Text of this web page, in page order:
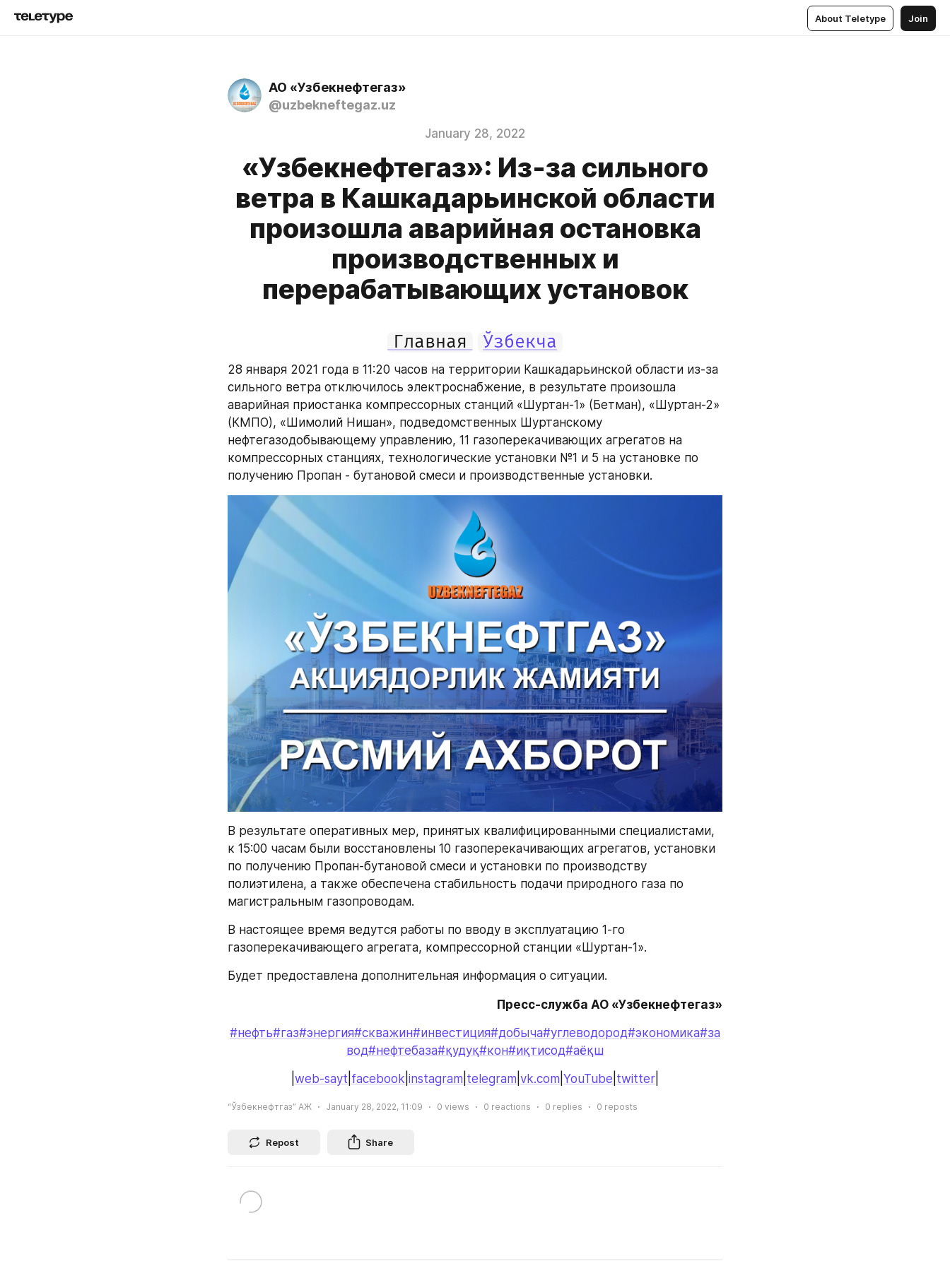
About Teletype Join
АО «Узбекнефтегаз»
@uzbekneftegaz.uz
January 28, 2022
«Узбекнефтегаз»: Из-за сильного
ветра в Кашкадарьинской области
произошла аварийная остановка
производственных и
перерабатывающих установок
Главная Ўзбекча
28 января 2021 года в 11:20 часов на территории Кашкадарьинской области из-за
сильного ветра отключилось электроснабжение, в результате произошла
аварийная приостанка компрессорных станций «Шуртан-1» (Бетман), «Шуртан-2»
(КМПО), «Шимолий Нишан», подведомственных Шуртанскому
нефтегазодобывающему управлению, 11 газоперекачивающих агрегатов на
компрессорных станциях, технологические установки №1 и 5 на установке по
получению Пропан - бутановой смеси и производственные установки.
В результате оперативных мер, принятых квалифицированными специалистами,
к 15:00 часам были восстановлены 10 газоперекачивающих агрегатов, установки
по получению Пропан-бутановой смеси и установки по производству
полиэтилена, а также обеспечена стабильность подачи природного газа по
магистральным газопроводам.
В настоящее время ведутся работы по вводу в эксплуатацию 1-го
газоперекачивающего агрегата, компрессорной станции «Шуртан-1».
Будет предоставлена дополнительная информация о ситуации.
Пресс-служба АО «Узбекнефтегаз»
#нефть#газ#энергия#скважин#инвестиция#добыча#углеводород#экономика#за
вод#нефтебаза#қудуқ#кон#иқтисод#аёқш
web-sayt facebook instagram telegram vk.com YouTube twitter
“Ўзбекнефтгаз” АЖ January 28, 2022, 11:09 0 views 0 reactions 0 replies 0 reposts
Repost Share